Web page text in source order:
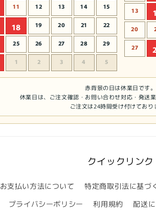
11 12 13 14 15
18 19 20 21 22
25 26 27 28 29
1 2 3 4 5
13
20
27
赤背景の日は休業日です。
休業日は、ご注文確認・お問い合わせ対応・発送
ご注文は24時間受け付けており
クイックリンク
お支払い方法について 特定商取引法に基づ
プライバシーポリシー
利用規約 配送